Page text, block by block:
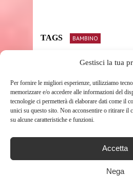
Gestisci la tua
Per fornire le migliori esperienze, utilizziamo
memorizzare e/o accedere alle informazioni del
tecnologie ci permetterà di elaborare dati come il
unici su questo sito. Non acconsentire o ritirare il
su alcune caratteristiche e funzioni.
Accetta
Nega
TAGS BAMBINO
SHARE THIS POST
RELATED POSTS